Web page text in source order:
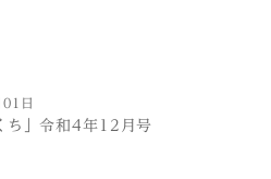
日
ち」令和4年12月号